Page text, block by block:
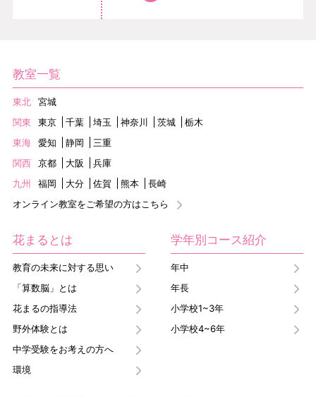
教室一覧
東北
宮城
関東
東京 千葉 埼玉 神奈川 茨城
栃木
東海
愛知 静岡
三重
関西
京都 大阪
兵庫
九州
福岡 大分 佐賀 熊本
長崎
オンライン教室をご希望の方はこちら
花まるとは
教育の未来に対する思い
「算数脳」とは
花まるの指導法
野外体験とは
中学受験をお考えの方へ
環境
学年別コース紹介
年中
年長
小学校1~3年
小学校4~6年